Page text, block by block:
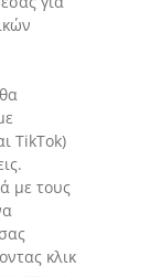
μία
TikTok)
με τους
κλικ